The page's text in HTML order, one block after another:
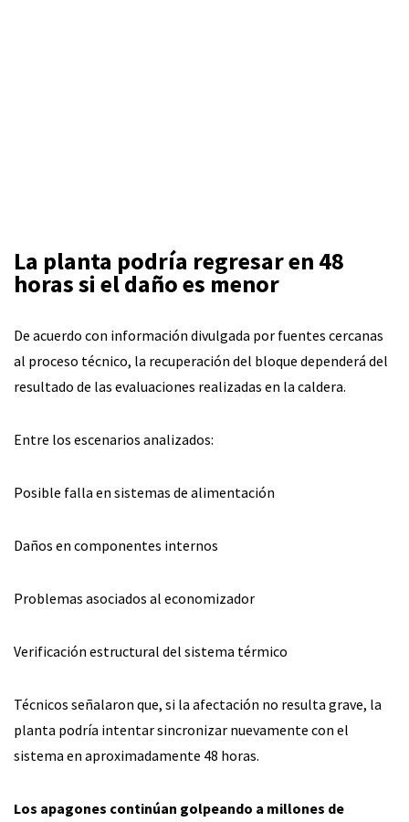
La planta podría regresar en 48
horas si el daño es menor
De acuerdo con información divulgada por fuentes cercanas
al proceso técnico, la recuperación del bloque dependerá del
resultado de las evaluaciones realizadas en la caldera.
Entre los escenarios analizados:
Posible falla en sistemas de alimentación
Daños en componentes internos
Problemas asociados al economizador
Verificación estructural del sistema térmico
Técnicos señalaron que, si la afectación no resulta grave, la
planta podría intentar sincronizar nuevamente con el
sistema en aproximadamente 48 horas.
Los apagones continúan golpeando a millones de